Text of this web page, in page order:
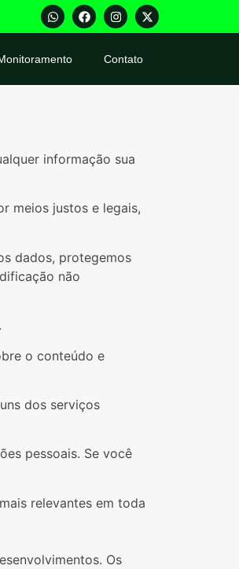
Contato
informação sua
meios justos e legais,
dados, protegemos
não
o conteúdo e
dos serviços
pessoais. Se você
relevantes em toda
Os